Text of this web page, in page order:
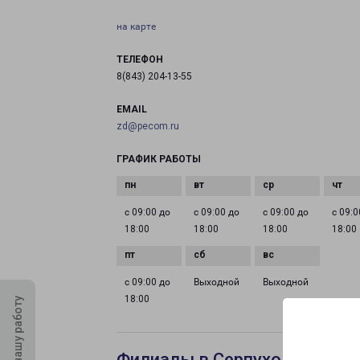
на карте
ТЕЛЕФОН
8(843) 204-13-55
EMAIL
zd@pecom.ru
ГРАФИК РАБОТЫ
с 09:00 до
18:00
с 09:00 до
18:00
с 09:00 до
18:00
с
18:00
с 09:00 до
18:00
Выходной Выходной